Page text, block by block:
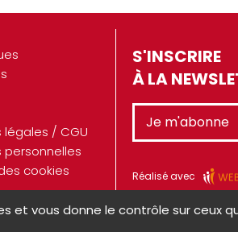
légales / CGU
personnelles
cookies
S'INSCRIRE
À LA
Je m'abonne
Réalisé avec
et vous donne le contrôle sur ceux